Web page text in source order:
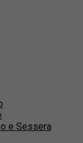
e Sessera